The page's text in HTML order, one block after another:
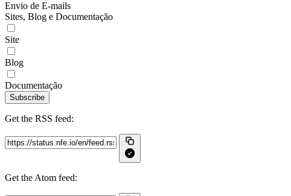
Envio de E-mails
Sites, Blog e Documentação
Site
Blog
Documentação
Subscribe
Get the RSS feed:
Get the Atom feed: